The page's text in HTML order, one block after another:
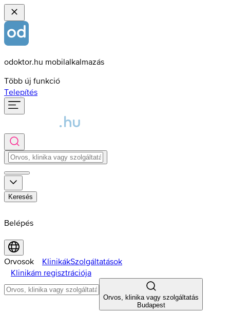
odoktor.hu mobilalkalmazás
Több új funkció
Telepítés
Keresés
Belépés
Orvosok KlinikákSzolgáltatások
Klinikám regisztrációja
Orvos, klinika vagy szolgáltatás
Budapest